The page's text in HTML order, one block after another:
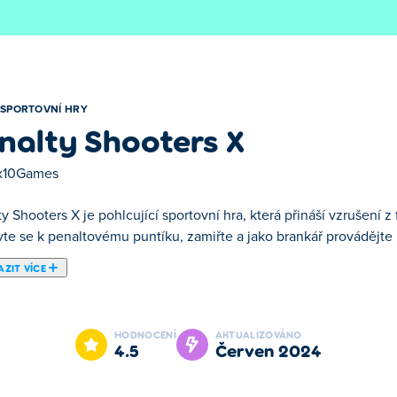
SPORTOVNÍ HRY
Shooters X
Shooters X je pohlcující sportovní hra, která přináší vzrušení
se k penaltovému puntíku, zamiřte a jako brankář provádějte
VÍCE
ve které je vaším cílem překonat soupeřův tým. Když je
Tier Challenge tím, že vyhrajete zápasy a posouváte se na
protivníkům a hrajte za svůj oblíbený tým. Můžete se stát
HODNOCENÍ
4.5
AKTUALIZOVÁNO
červen 2024